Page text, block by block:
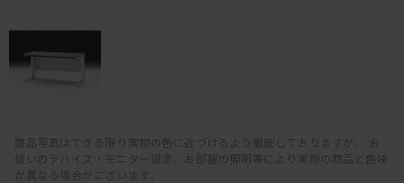
商品写真はできる限り実物の色に近づけるよう徹底しておりますが、 お
使いのデバイス・モニター設定、お部屋の照明等により実際の商品と色味
が異なる場合がございます。